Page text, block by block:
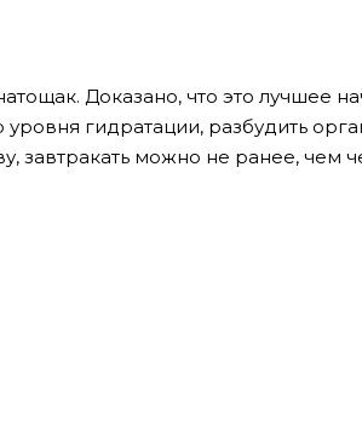
Доказано, что это лучшее
гидратации, разбудить
завтракать можно не ранее, чем